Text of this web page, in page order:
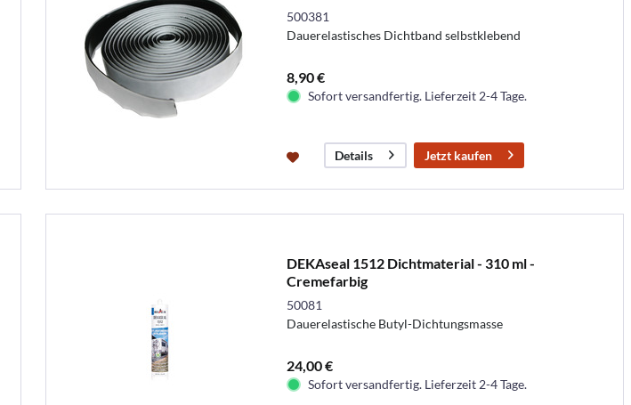
500381
Dauerelastisches Dichtband selbstklebend
8,90 €
Sofort versandfertig. Lieferzeit 2-4 Tage.
Details Jetzt kaufen
DEKAseal 1512 Dichtmaterial - 310 ml -
Cremefarbig
50081
Dauerelastische Butyl-Dichtungsmasse
24,00 €
Sofort versandfertig. Lieferzeit 2-4 Tage.